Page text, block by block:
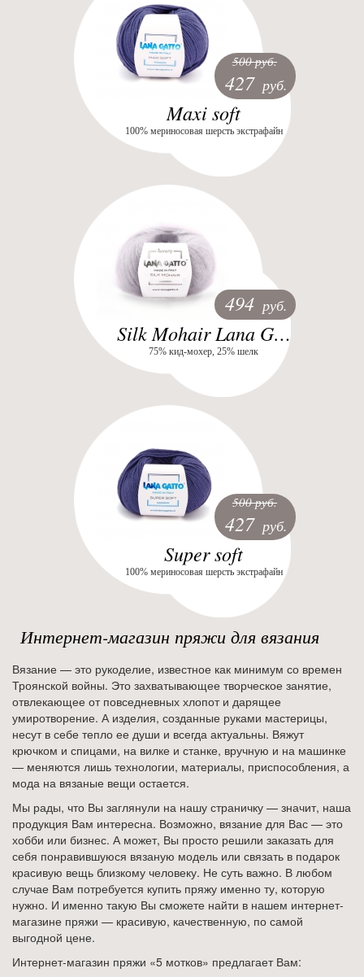
Maxi soft
100% мериносовая шерсть экстрафайн
500 руб.
427 руб.
Silk Mohair Lana Gatto
75% кид-мохер, 25% шелк
494 руб.
Super soft
100% мериносовая шерсть экстрафайн
500 руб.
427 руб.
Интернет-магазин пряжи для вязания
Вязание — это рукоделие, известное как минимум со времен
Троянской войны. Это захватывающее творческое занятие,
отвлекающее от повседневных хлопот и дарящее
умиротворение. А изделия, созданные руками мастерицы,
несут в себе тепло ее души и всегда актуальны. Вяжут
крючком и спицами, на вилке и станке, вручную и на машинке
— меняются лишь технологии, материалы, приспособления, а
мода на вязаные вещи остается.
Мы рады, что Вы заглянули на нашу страничку — значит, наша
продукция Вам интересна. Возможно, вязание для Вас — это
хобби или бизнес. А может, Вы просто решили заказать для
себя понравившуюся вязаную модель или связать в подарок
красивую вещь близкому человеку. Не суть важно. В любом
случае Вам потребуется купить пряжу именно ту, которую
нужно. И именно такую Вы сможете найти в нашем интернет-
магазине пряжи — красивую, качественную, по самой
выгодной цене.
Интернет-магазин пряжи «5 мотков» предлагает Вам: